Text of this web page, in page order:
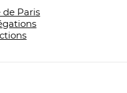
de Paris